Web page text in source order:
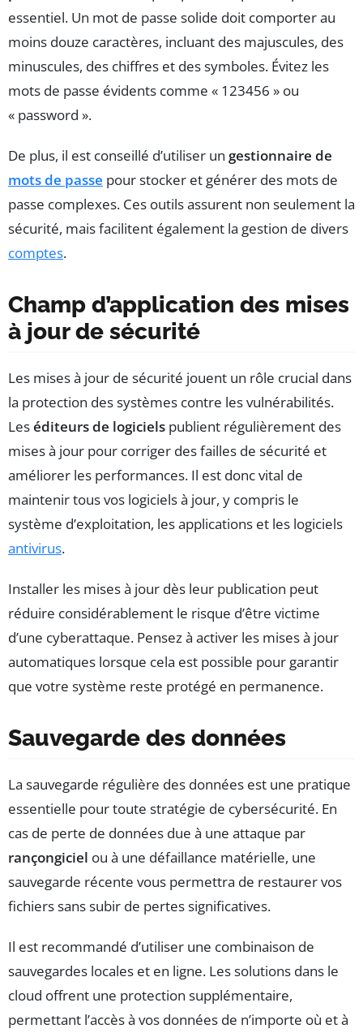
essentiel. Un mot de passe solide doit comporter au
moins douze caractères, incluant des majuscules, des
minuscules, des chiffres et des symboles. Évitez les
mots de passe évidents comme « 123456 » ou
« password ».
De plus, il est conseillé d’utiliser un gestionnaire de
mots de passe pour stocker et générer des mots de
passe complexes. Ces outils assurent non seulement la
sécurité, mais facilitent également la gestion de divers
comptes.
Champ d’application des mises
à jour de sécurité
Les mises à jour de sécurité jouent un rôle crucial dans
la protection des systèmes contre les vulnérabilités.
Leséditeurs de logiciels publient régulièrement des
mises à jour pour corriger des failles de sécurité et
améliorer les performances. Il est donc vital de
maintenir tous vos logiciels à jour, y compris le
système d’exploitation, les applications et les logiciels
antivirus.
Installer les mises à jour dès leur publication peut
réduire considérablement le risque d’être victime
d’une cyberattaque. Pensez à activer les mises à jour
automatiques lorsque cela est possible pour garantir
que votre système reste protégé en permanence.
Sauvegarde des données
La sauvegarde régulière des données est une pratique
essentielle pour toute stratégie de cybersécurité. En
cas de perte de données due à une attaque par
rançongiciel ou à une défaillance matérielle, une
sauvegarde récente vous permettra de restaurer vos
fichiers sans subir de pertes significatives.
Il est recommandé d’utiliser une combinaison de
sauvegardes locales et en ligne. Les solutions dans le
cloud offrent une protection supplémentaire,
permettant l’accès à vos données de n’importe où et à